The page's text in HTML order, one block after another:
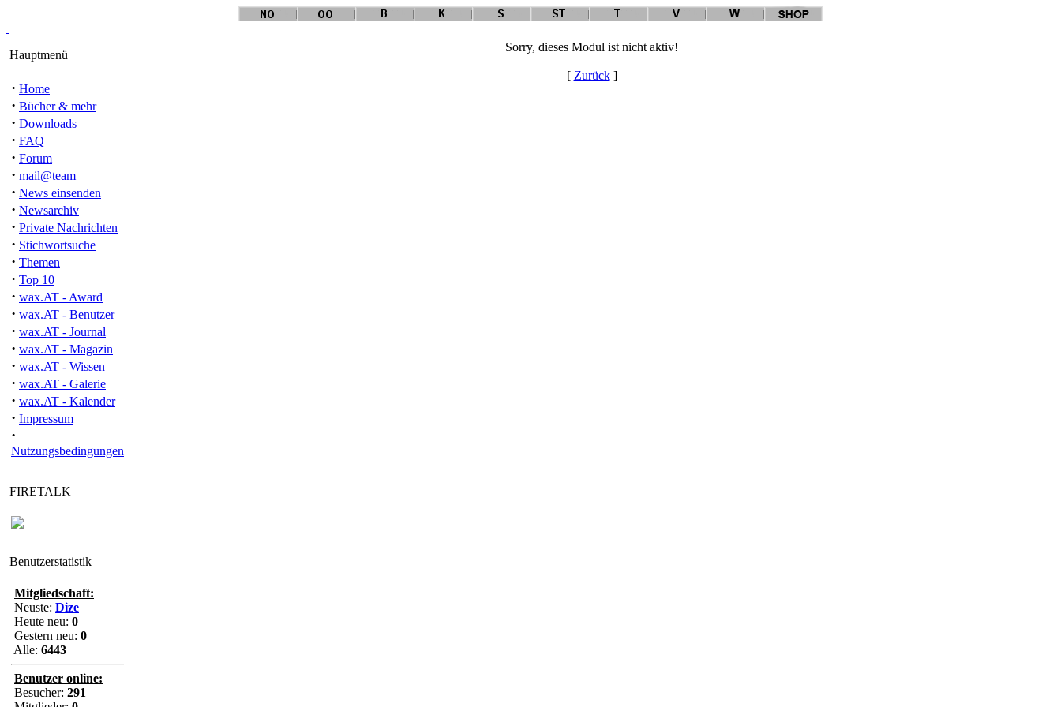
Hauptmenü
· Home
· Bücher & mehr
· Downloads
· FAQ
· Forum
· mail@team
· News einsenden
· Newsarchiv
· Private Nachrichten
· Stichwortsuche
· Themen
· Top 10
· wax.AT - Award
· wax.AT - Benutzer
· wax.AT - Journal
· wax.AT - Magazin
· wax.AT - Wissen
· wax.AT - Galerie
· wax.AT - Kalender
· Impressum
·
Nutzungsbedingungen
FIRETALK
Benutzerstatistik
Mitgliedschaft:
Neuste: Dize
Heute neu: 0
Gestern neu: 0
Alle: 6443
Benutzer online:
Besucher: 291
Sorry, dieses Modul ist nicht aktiv!
[ Zurück]